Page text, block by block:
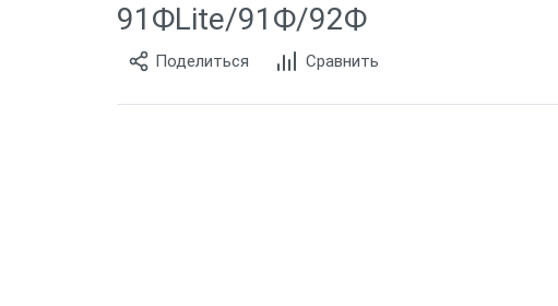
91ФLite/91Ф/92Ф
Поделиться Сравнить